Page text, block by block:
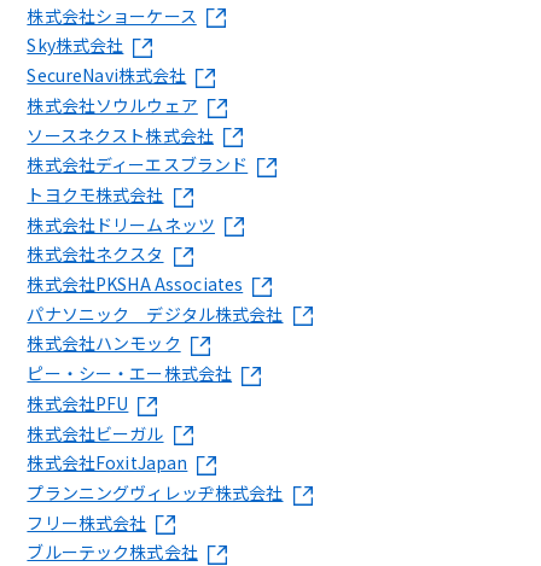
株式会社ショーケース
Sky株式会社
SecureNavi株式会社
株式会社ソウルウェア
ソースネクスト株式会社
株式会社ディーエスブランド
トヨクモ株式会社
株式会社ドリームネッツ
株式会社ネクスタ
株式会社PKSHA Associates
パナソニック デジタル株式会社
株式会社ハンモック
ピー・シー・エー株式会社
株式会社PFU
株式会社ビーガル
株式会社FoxitJapan
プランニングヴィレッヂ株式会社
フリー株式会社
ブルーテック株式会社